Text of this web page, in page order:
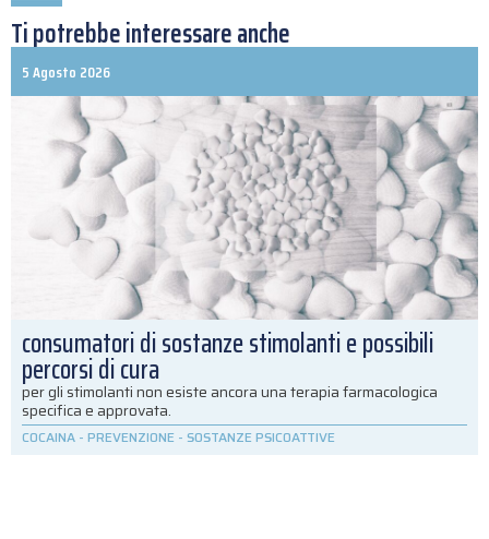
Ti potrebbe interessare anche
5 Agosto 2026
consumatori di sostanze stimolanti e possibili
percorsi di cura
per gli stimolanti non esiste ancora una terapia farmacologica
specifica e approvata.
COCAINA - PREVENZIONE - SOSTANZE PSICOATTIVE